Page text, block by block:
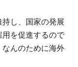
し、国家の発展
を促進するので
んのために海外